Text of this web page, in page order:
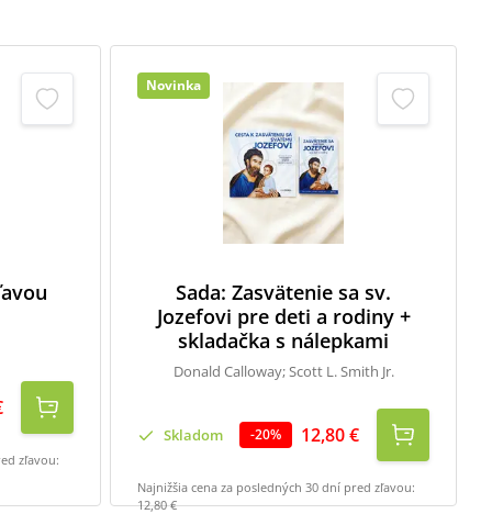
zľavou:
Novinka
Sada: Zasvätenie sa sv.
Jozefovi pre deti a rodiny +
skladačka s nálepkami
Donald Calloway; Scott L. Smith Jr.
Skladom -20% 12,80 €
Najnižšia cena za posledných 30 dní pred zľavou:
12,80 €